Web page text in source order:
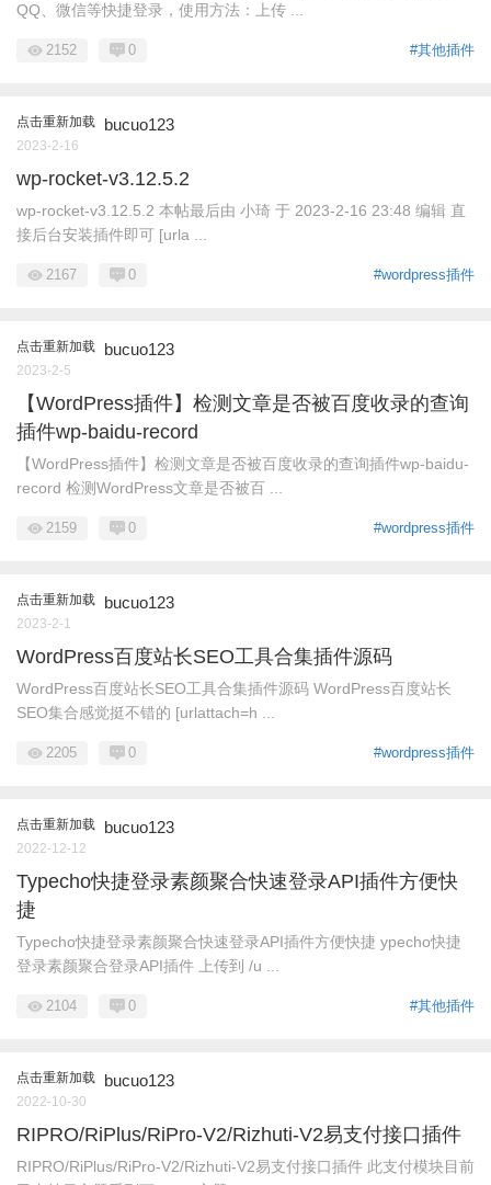
QQ、微信等快捷登录，使用方法：上传 ...
#其他插件
2152 0
点击重新加载 bucuo123
2023-2-16
wp-rocket-v3.12.5.2
wp-rocket-v3.12.5.2 本帖最后由 小琦 于 2023-2-16 23:48 编辑 直
接后台安装插件即可 [urla ...
#wordpress插件
2167 0
点击重新加载 bucuo123
2023-2-5
【WordPress插件】检测文章是否被百度收录的查询
插件wp-baidu-record
【WordPress插件】检测文章是否被百度收录的查询插件wp-baidu-
record 检测WordPress文章是否被百 ...
#wordpress插件
2159 0
点击重新加载 bucuo123
2023-2-1
WordPress百度站长SEO工具合集插件源码
WordPress百度站长SEO工具合集插件源码 WordPress百度站长
SEO集合感觉挺不错的 [urlattach=h ...
#wordpress插件
2205 0
点击重新加载 bucuo123
2022-12-12
Typecho快捷登录素颜聚合快速登录API插件方便快
捷
Typecho快捷登录素颜聚合快速登录API插件方便快捷 ypecho快捷
登录素颜聚合登录API插件 上传到 /u ...
#其他插件
2104 0
点击重新加载 bucuo123
2022-10-30
RIPRO/RiPlus/RiPro-V2/Rizhuti-V2易支付接口插件
RIPRO/RiPlus/RiPro-V2/Rizhuti-V2易支付接口插件 此支付模块目前